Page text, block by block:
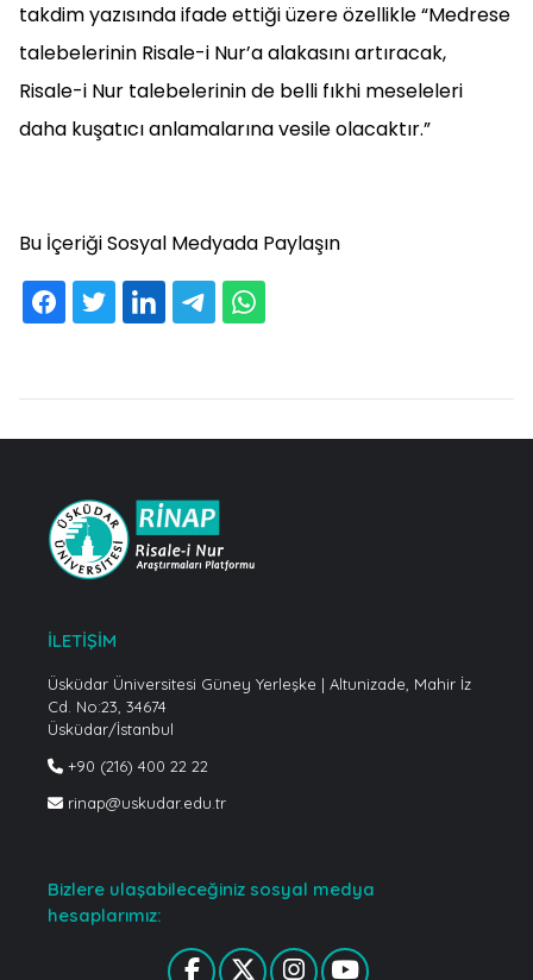
takdim yazısında ifade ettiği üzere özellikle “Medrese
talebelerinin Risale-i Nur’a alakasını artıracak,
Risale-i Nur talebelerinin de belli fıkhi meseleleri
daha kuşatıcı anlamalarına vesile olacaktır.”
Bu İçeriği Sosyal Medyada Paylaşın
İLETİŞİM
Üsküdar Üniversitesi Güney Yerleşke | Altunizade, Mahir İz
Cd. No:23, 34674
Üsküdar/İstanbul
+90 (216) 400 22 22
rinap@uskudar.edu.tr
Bizlere ulaşabileceğiniz sosyal medya
hesaplarımız: